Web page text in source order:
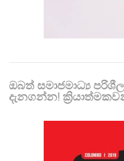
ඔබත් සමාජමාධ්‍ය
දැනගන්න!